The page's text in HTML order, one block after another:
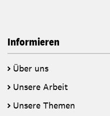
Informieren
Über uns
Unsere Arbeit
Unsere Themen